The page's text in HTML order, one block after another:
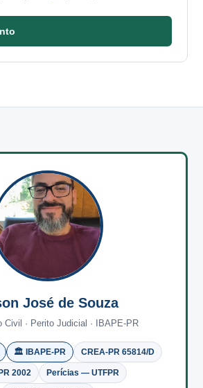
José de Souza
Civil · Perito Judicial · IBAPE-PR
🏛️ IBAPE-PR CREA-PR 65814/D
2002 Perícias — UTFPR